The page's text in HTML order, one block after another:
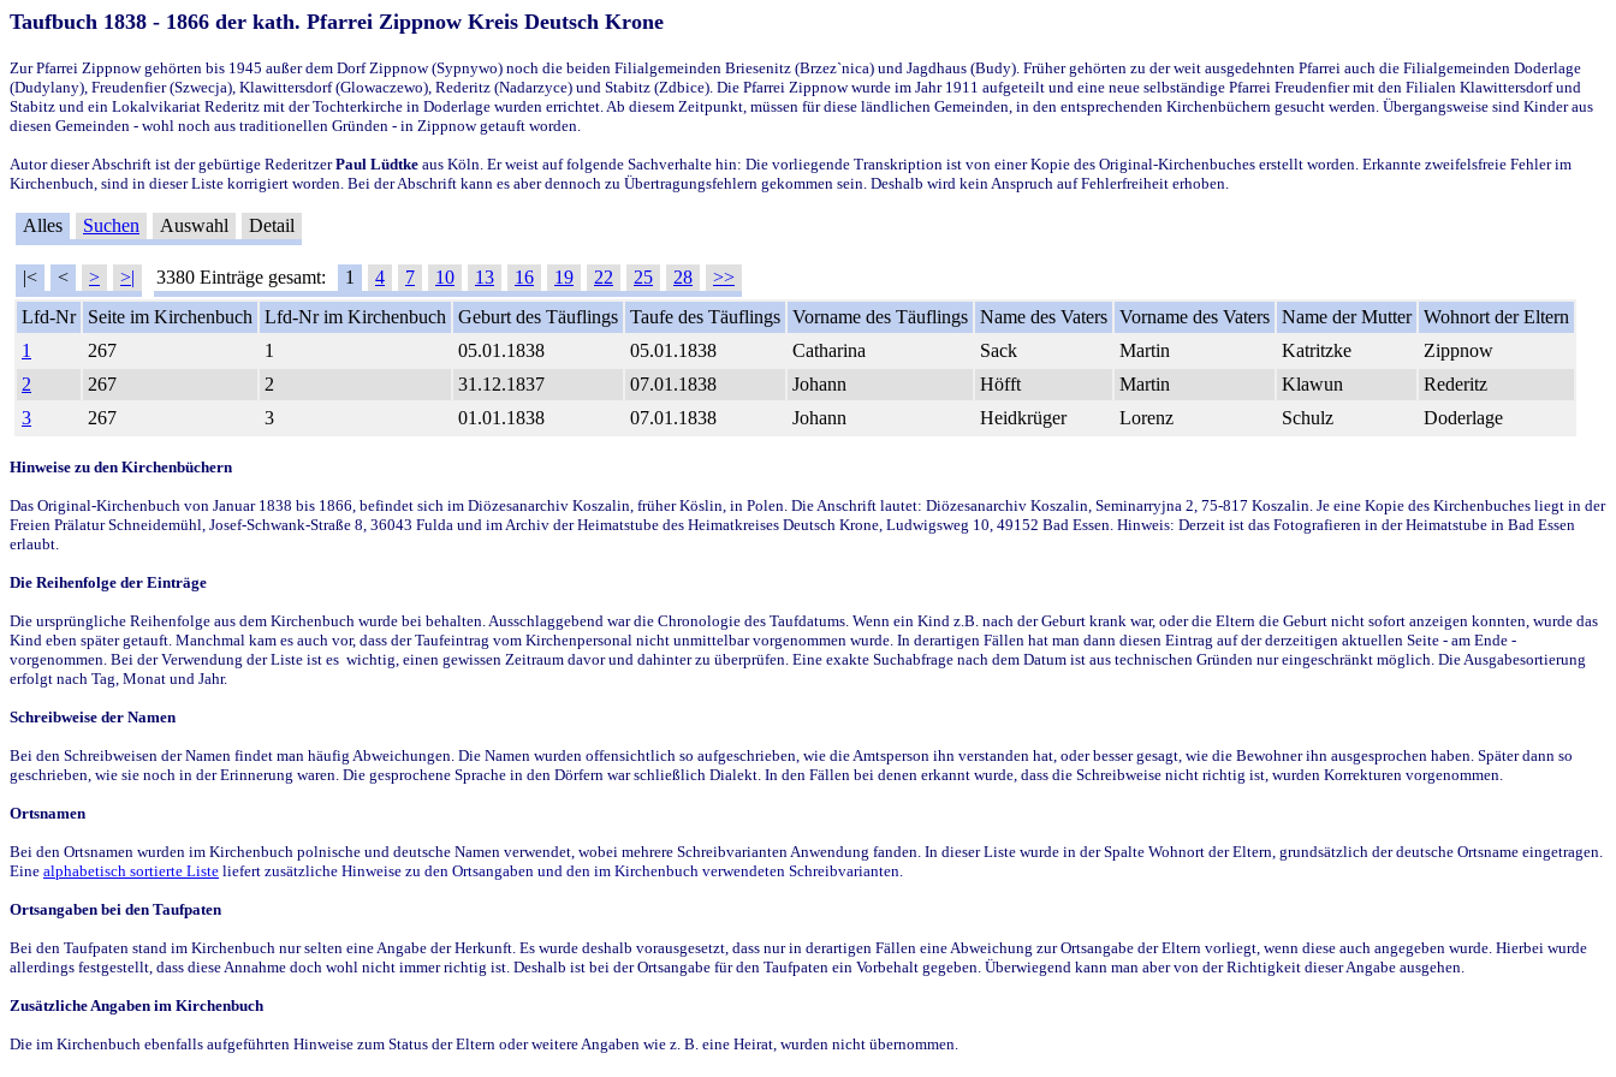
Taufbuch 1838 - 1866 der kath. Pfarrei Zippnow Kreis Deutsch Krone
Zur Pfarrei Zippnow gehörten bis 1945 außer dem Dorf Zippnow (Sypnywo) noch die beiden Filialgemeinden Briesenitz (Brzez`nica) und Jagdhaus (Budy). Früher gehörten zu der weit ausgedehnten Pfarrei auch die Filialgemeinden Doderlage
(Dudylany), Freudenfier (Szwecja), Klawittersdorf (Glowaczewo), Rederitz (Nadarzyce) und Stabitz (Zdbice). Die Pfarrei Zippnow wurde im Jahr 1911 aufgeteilt und eine neue selbständige Pfarrei Freudenfier mit den Filialen Klawittersdorf und
Stabitz und ein Lokalvikariat Rederitz mit der Tochterkirche in Doderlage wurden errichtet. Ab diesem Zeitpunkt, müssen für diese ländlichen Gemeinden, in den entsprechenden Kirchenbüchern gesucht werden. Übergangsweise sind Kinder aus
diesen Gemeinden - wohl noch aus traditionellen Gründen - in Zippnow getauft worden.
Autor dieser Abschrift ist der gebürtige RederitzerPaul Lüdtke aus Köln. Er weist auf folgende Sachverhalte hin: Die vorliegende Transkription ist von einer Kopie des Original-Kirchenbuches erstellt worden. Erkannte zweifelsfreie Fehler im
Kirchenbuch, sind in dieser Liste korrigiert worden. Bei der Abschrift kann es aber dennoch zu Übertragungsfehlern gekommen sein. Deshalb wird kein Anspruch auf Fehlerfreiheit erhoben.
Alles Suchen Auswahl Detail
|< < > >| 3380 Einträge gesamt: 1 4 7 10 13 16 19 22 25 28
>>
Lfd-Nr
Seite im Kirchenbuch Lfd-Nr im Kirchenbuch Geburt des Täuflings Taufe des Täuflings Vorname des Täuflings Name des Vaters Vorname des Vaters Name der Mutter Wohnort der Eltern
1
267 1 05.01.1838 05.01.1838 Catharina Sack Martin Katritzke
Zippnow
2
267 2 31.12.1837 07.01.1838 Johann Höfft Martin Klawun
Rederitz
3
267 3 01.01.1838 07.01.1838 Johann Heidkrüger Lorenz Schulz Doderlage
Hinweise zu den Kirchenbüchern
Das Original-Kirchenbuch von Januar 1838 bis 1866, befindet sich im Diözesanarchiv Koszalin, früher Köslin, in Polen. Die Anschrift lautet: Diözesanarchiv Koszalin, Seminarryjna 2, 75-817 Koszalin. Je eine Kopie des Kirchenbuches liegt in der
Freien Prälatur Schneidemühl, Josef-Schwank-Straße 8, 36043 Fulda und im Archiv der Heimatstube des Heimatkreises Deutsch Krone, Ludwigsweg 10, 49152 Bad Essen. Hinweis: Derzeit ist das Fotografieren in der Heimatstube in Bad Essen
erlaubt.
Die Reihenfolge der Einträge
Die ursprüngliche Reihenfolge aus dem Kirchenbuch wurde bei behalten. Ausschlaggebend war die Chronologie des Taufdatums. Wenn ein Kind z.B. nach der Geburt krank war, oder die Eltern die Geburt nicht sofort anzeigen konnten, wurde das
Kind eben später getauft. Manchmal kam es auch vor, dass der Taufeintrag vom Kirchenpersonal nicht unmittelbar vorgenommen wurde. In derartigen Fällen hat man dann diesen Eintrag auf der derzeitigen aktuellen Seite - am Ende -
vorgenommen. Bei der Verwendung der Liste ist es wichtig, einen gewissen Zeitraum davor und dahinter zu überprüfen. Eine exakte Suchabfrage nach dem Datum ist aus technischen Gründen nur eingeschränkt möglich. Die Ausgabesortierung
erfolgt nach Tag, Monat und Jahr.
Schreibweise der Namen
Bei den Schreibweisen der Namen findet man häufig Abweichungen. Die Namen wurden offensichtlich so aufgeschrieben, wie die Amtsperson ihn verstanden hat, oder besser gesagt, wie die Bewohner ihn ausgesprochen haben. Später dann so
geschrieben, wie sie noch in der Erinnerung waren. Die gesprochene Sprache in den Dörfern war schließlich Dialekt. In den Fällen bei denen erkannt wurde, dass die Schreibweise nicht richtig ist, wurden Korrekturen vorgenommen.
Ortsnamen
Bei den Ortsnamen wurden im Kirchenbuch polnische und deutsche Namen verwendet, wobei mehrere Schreibvarianten Anwendung fanden. In dieser Liste wurde in der Spalte Wohnort der Eltern, grundsätzlich der deutsche Ortsname eingetragen.
Eine alphabetisch sortierte Liste liefert zusätzliche Hinweise zu den Ortsangaben und den im Kirchenbuch verwendeten Schreibvarianten.
Ortsangaben bei den Taufpaten
Bei den Taufpaten stand im Kirchenbuch nur selten eine Angabe der Herkunft. Es wurde deshalb vorausgesetzt, dass nur in derartigen Fällen eine Abweichung zur Ortsangabe der Eltern vorliegt, wenn diese auch angegeben wurde. Hierbei wurde
allerdings festgestellt, dass diese Annahme doch wohl nicht immer richtig ist. Deshalb ist bei der Ortsangabe für den Taufpaten ein Vorbehalt gegeben. Überwiegend kann man aber von der Richtigkeit dieser Angabe ausgehen.
Zusätzliche Angaben im Kirchenbuch
Die im Kirchenbuch ebenfalls aufgeführten Hinweise zum Status der Eltern oder weitere Angaben wie z. B. eine Heirat, wurden nicht übernommen.